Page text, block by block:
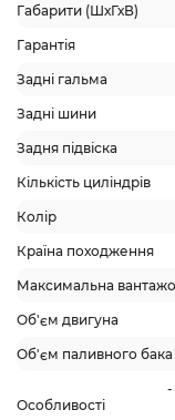
Габарити (ШхГхВ)
Гарантія
Задні гальма
Задні шини
Задня підвіска
Кількість циліндрів
Колір
Країна походження
Максимальна
Об'єм двигуна
Об'єм паливного бака
Особливості
-